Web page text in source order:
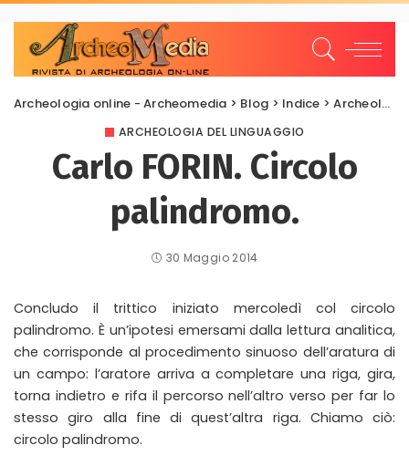
Archeologia online - Archeomedia > Blog > Indice >Archeologia del Linguaggio
ARCHEOLOGIA DEL LINGUAGGIO
Carlo FORIN. Circolo
palindromo.
30 Maggio 2014
Concludo il trittico iniziato mercoledì col circolo
palindromo. È un’ipotesi emersami dalla lettura analitica,
che corrisponde al procedimento sinuoso dell’aratura di
un campo: l’aratore arriva a completare una riga, gira,
torna indietro e rifa il percorso nell’altro verso per far lo
stesso giro alla fine di quest’altra riga. Chiamo ciò:
circolo palindromo.